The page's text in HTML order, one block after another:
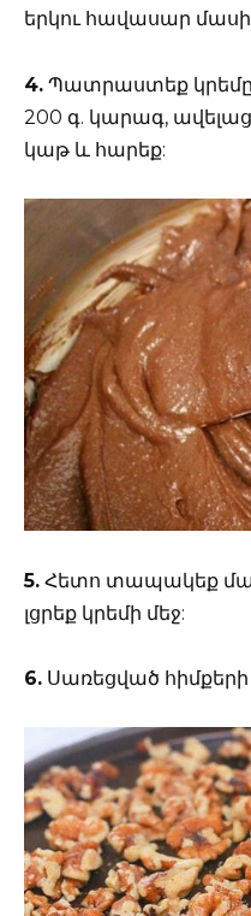
երկու հավասար
4. Պատրաստեք
200 գ. կարագ,
կաթ և հարեք:
5. Հետո տապակեք
լցրեք կրեմի մեջ:
6. Սառեցված հիմքերի